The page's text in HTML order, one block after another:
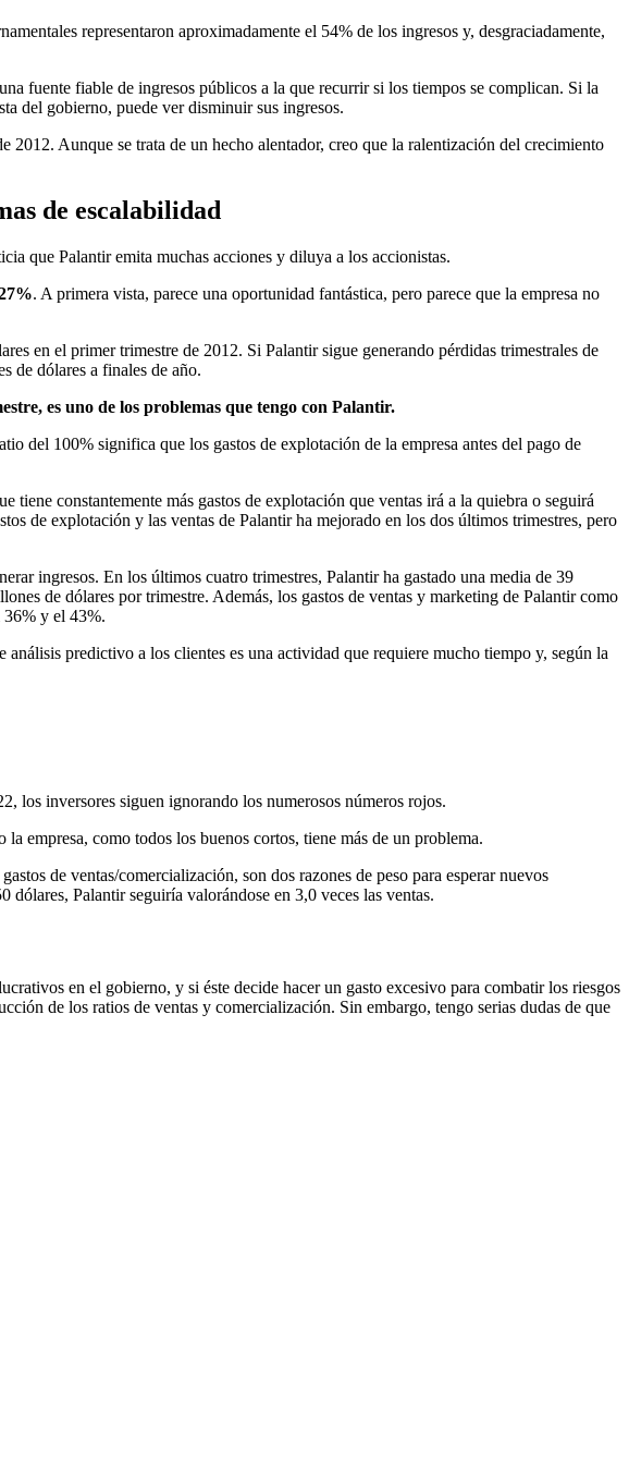
representaron aproximadamente el 54% de los ingresos y, desgraciadamente,
fuente fiable de ingresos públicos a la que recurrir si los tiempos se complican. Si la
del gobierno, puede ver disminuir sus ingresos.
Aunque se trata de un hecho alentador, creo que la ralentización del crecimiento
de escalabilidad
que Palantir emita muchas acciones y diluya a los accionistas.
. A primera vista, parece una oportunidad fantástica, pero parece que la empresa no
en el primer trimestre de 2012. Si Palantir sigue generando pérdidas trimestrales de
de dólares a finales de año.
es uno de los problemas que tengo con Palantir.
del 100% significa que los gastos de explotación de la empresa antes del pago de
constantemente más gastos de explotación que ventas irá a la quiebra o seguirá
de explotación y las ventas de Palantir ha mejorado en los dos últimos trimestres, pero
ingresos. En los últimos cuatro trimestres, Palantir ha gastado una media de 39
de dólares por trimestre. Además, los gastos de ventas y marketing de Palantir como
36% y el 43%.
predictivo a los clientes es una actividad que requiere mucho tiempo y, según la
los inversores siguen ignorando los numerosos números rojos.
empresa, como todos los buenos cortos, tiene más de un problema.
de ventas/comercialización, son dos razones de peso para esperar nuevos
Palantir seguiría valorándose en 3,0 veces las ventas.
en el gobierno, y si éste decide hacer un gasto excesivo para combatir los riesgos
de los ratios de ventas y comercialización. Sin embargo, tengo serias dudas de que